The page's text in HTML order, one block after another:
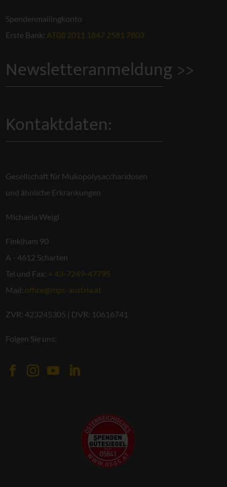
Spendenmailingkonto
Erste Bank: AT08 2011 1847 2581 7803
Newsletteranmeldung >>
Kontaktdaten:
Gesellschaft für Mukopolysaccharidosen
und ähnliche Erkrankungen
Michaela Weigl
Finklham 90
A - 4612 Scharten
Tel und Fax: + 43-7249-47795
Mail: office@mps-austria.at
ZVR: 423245305 | DVR: 10616741
Folgen Sie uns: